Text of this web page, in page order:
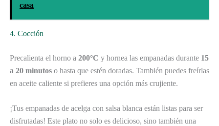
casa
4. Cocción
Precalienta el horno a 200°C y hornea las empanadas durante 15
a 20 minutos o hasta que estén doradas. También puedes freírlas
en aceite caliente si prefieres una opción más crujiente.
¡Tus empanadas de acelga con salsa blanca están listas para ser
disfrutadas! Este plato no solo es delicioso, sino también una